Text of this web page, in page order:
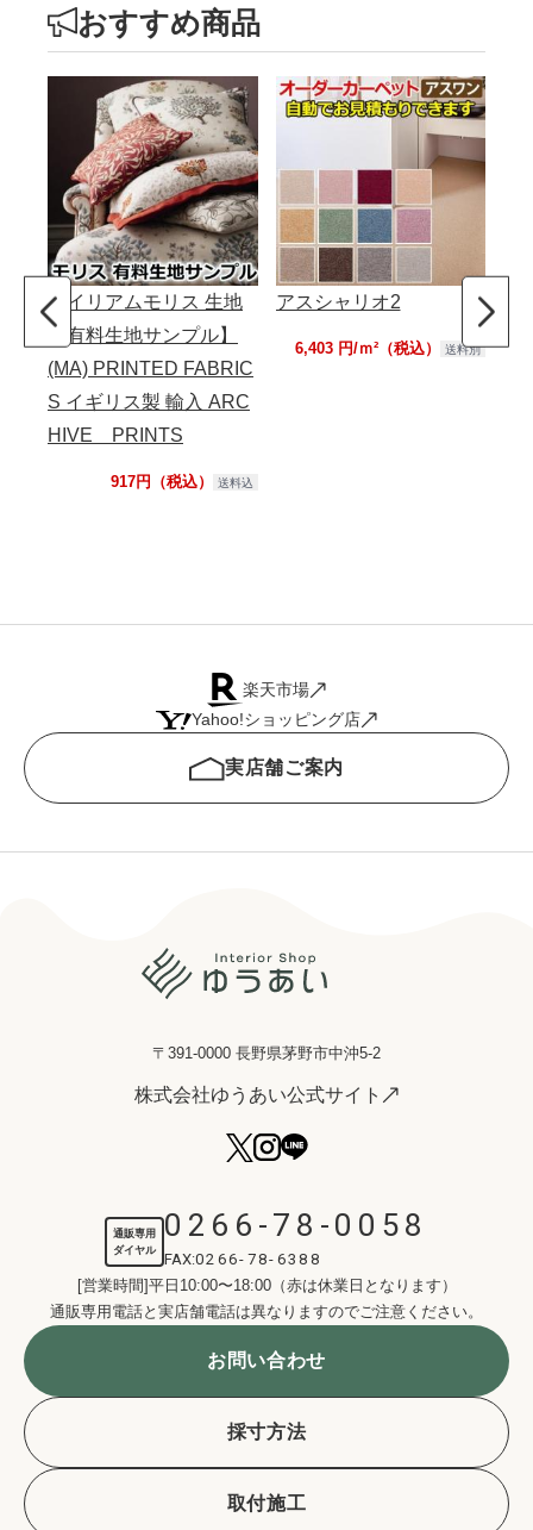
おすすめ商品
ウイリアムモリス 生地
【有料生地サンプル】
(MA) PRINTED FABRIC
S イギリス製 輸入 ARC
HIVE PRINTS
917円（税込） 送料込
アスシャリオ2
6,403 円/ｍ²（税込） 送料別
楽天市場
Yahoo!ショッピング店
実店舗ご案内
〒391-0000 長野県茅野市中沖5-2
株式会社ゆうあい公式サイト
通販専用
ダイヤル
0266-78-0058
FAX:0266-78-6388
[営業時間]平日10:00〜18:00（赤は休業日となります）
通販専用電話と実店舗電話は異なりますのでご注意ください。
お問い合わせ
採寸方法
取付施工